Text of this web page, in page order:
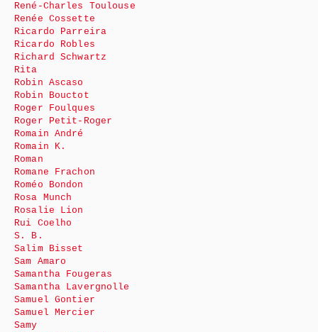
René-Charles Toulouse
Renée Cossette
Ricardo Parreira
Ricardo Robles
Richard Schwartz
Rita
Robin Ascaso
Robin Bouctot
Roger Foulques
Roger Petit-Roger
Romain André
Romain K.
Roman
Romane Frachon
Roméo Bondon
Rosa Munch
Rosalie Lion
Rui Coelho
S. B.
Salim Bisset
Sam Amaro
Samantha Fougeras
Samantha Lavergnolle
Samuel Gontier
Samuel Mercier
Samy